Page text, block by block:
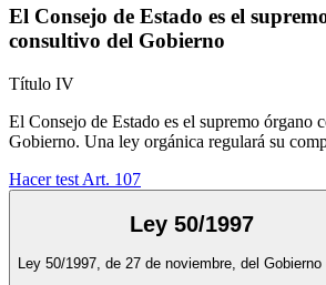
El Consejo de Estado es el
consultivo del Gobierno
Título IV
El Consejo de Estado es el supremo órgano
Gobierno. Una ley orgánica regulará su
Hacer test Art. 107
Ley 50/1997
Ley 50/1997, de 27 de noviembre, del Gobierno